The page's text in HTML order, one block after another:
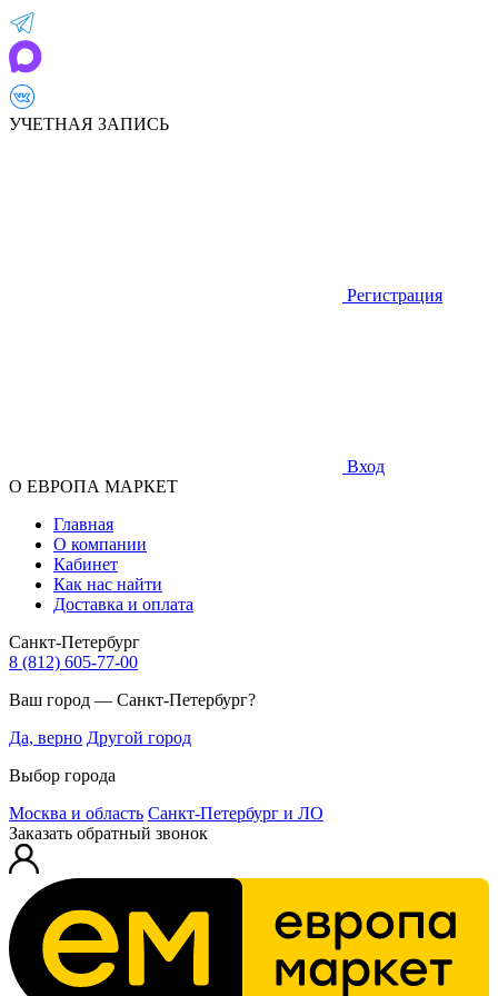
УЧЕТНАЯ ЗАПИСЬ
Регистрация
Вход
О ЕВРОПА МАРКЕТ
Главная
О компании
Кабинет
Как нас найти
Доставка и оплата
Санкт-Петербург
8 (812) 605-77-00
Ваш город — Санкт-Петербург?
Да, верно Другой город
Выбор города
Москва и область Санкт-Петербург и ЛО
Заказать обратный звонок